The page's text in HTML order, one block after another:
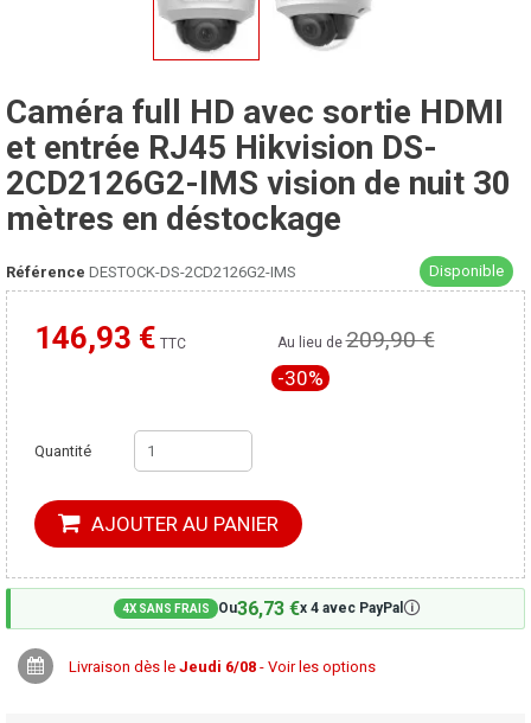
Caméra full HD avec sortie HDMI
et entrée RJ45 Hikvision DS-
2CD2126G2-IMS vision de nuit 30
mètres en déstockage
Référence DESTOCK-DS-2CD2126G2-IMS Disponible
146,93 € TTC
Moins cher ailleurs ? Au lieu de209,90 €
-30%
Quantité
AJOUTER AU PANIER
4X SANS FRAIS Ou36,73 €x 4 avec PayPal 🛈
Livraison dès le Jeudi 6/08 - Voir les options